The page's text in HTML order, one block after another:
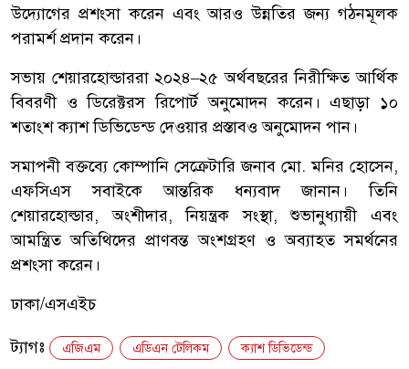
উদ্যোগের প্রশংসা করেন এবং আরও উন্নতির জন্য গঠনমূলক
পরামর্শ প্রদান করেন।
সভায় শেয়ারহোল্ডাররা ২০২৪–২৫ অর্থবছরের নিরীক্ষিত আর্থিক
বিবরণী ও ডিরেক্টরস রিপোর্ট অনুমোদন করেন। এছাড়া ১০
শতাংশ ক্যাশ ডিভিডেন্ড দেওয়ার প্রস্তাবও অনুমোদন পান।
সমাপনী বক্তব্যে কোম্পানি সেক্রেটারি জনাব মো. মনির হোসেন,
এফসিএস সবাইকে আন্তরিক ধন্যবাদ জানান। তিনি
শেয়ারহোল্ডার, অংশীদার, নিয়ন্ত্রক সংস্থা, শুভানুধ্যায়ী এবং
আমন্ত্রিত অতিথিদের প্রাণবন্ত অংশগ্রহণ ও অব্যাহত সমর্থনের
প্রশংসা করেন।
ঢাকা/এসএইচ
ট্যাগঃ এজিএম এডিএন টেলিকম ক্যাশ ডিভিডেন্ড